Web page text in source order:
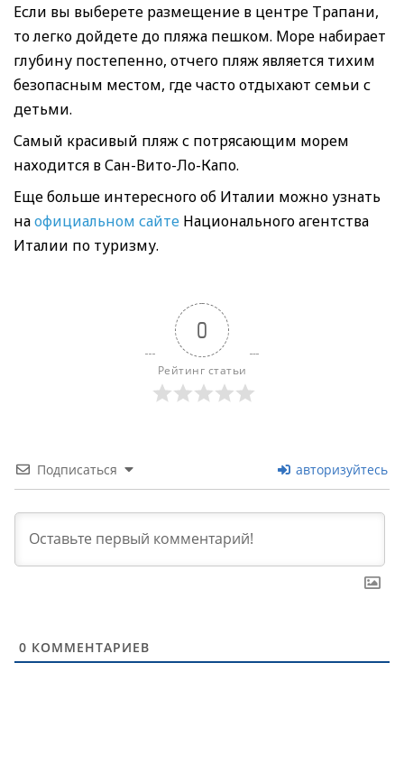
Если вы выберете размещение в центре Трапани,
то легко дойдете до пляжа пешком. Море набирает
глубину постепенно, отчего пляж является тихим
безопасным местом, где часто отдыхают семьи с
детьми.
Самый красивый пляж с потрясающим морем
находится в Сан-Вито-Ло-Капо.
Еще больше интересного об Италии можно узнать
наофициальном сайте Национального агентства
Италии по туризму.
0
Рейтинг статьи
Подписаться авторизуйтесь
0 КОММЕНТАРИЕВ